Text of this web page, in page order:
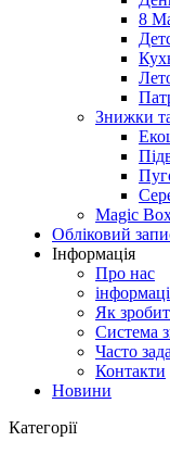
8
Знижки
Magic
Обліковий
Інформація
Про нас
Як
Система
Часто
Контакти
Новини
Категорії